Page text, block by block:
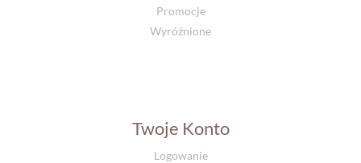
Promocje
Wyróżnione
Twoje Konto
Logowanie